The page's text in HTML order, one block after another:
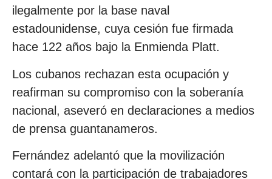
ilegalmente por la base naval
estadounidense, cuya cesión fue firmada
hace 122 años bajo la Enmienda Platt.
Los cubanos rechazan esta ocupación y
reafirman su compromiso con la soberanía
nacional, aseveró en declaraciones a medios
de prensa guantanameros.
Fernández adelantó que la movilización
contará con la participación de trabajadores